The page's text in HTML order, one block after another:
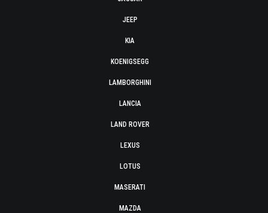
JEEP
KIA
KOENIGSEGG
LAMBORGHINI
LANCIA
LAND ROVER
LEXUS
LOTUS
MASERATI
MAZDA